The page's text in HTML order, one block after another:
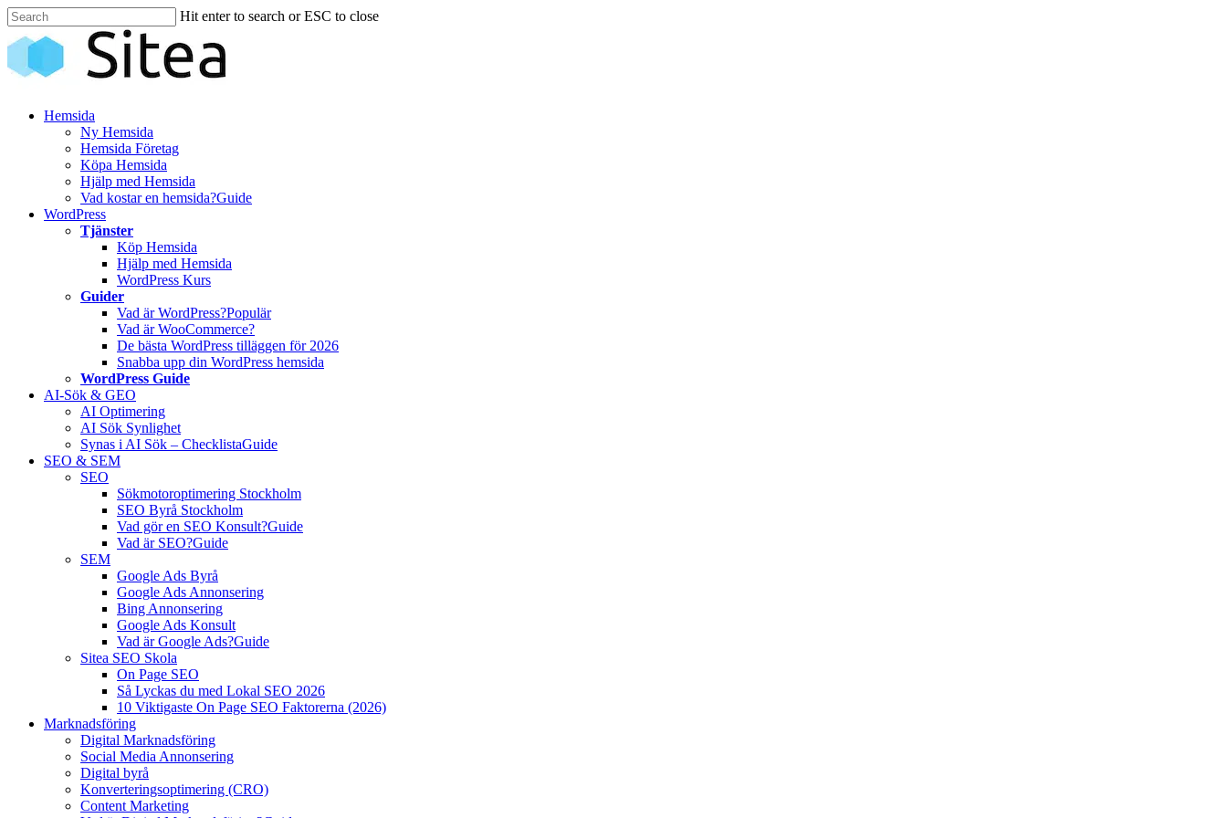
Skip
to
main
content
Hit enter to search or ESC to close
Close
Search
InnehållHemsida
Ny Hemsida
Hemsida Företag
Köpa Hemsida
Hjälp med Hemsida
Vad kostar en hemsida?Guide
WordPress
Tjänster
Köp Hemsida
Hjälp med Hemsida
WordPress Kurs
Guider
Vad är WordPress?Populär
Vad är WooCommerce?
De bästa WordPress tilläggen för 2026
Snabba upp din WordPress hemsida
WordPress Guide
AI-Sök & GEO
AI Optimering
AI Sök Synlighet
Synas i AI Sök – ChecklistaGuide
SEO & SEM
SEO
Sökmotoroptimering Stockholm
SEO Byrå Stockholm
Vad gör en SEO Konsult?Guide
Vad är SEO?Guide
SEM
Google Ads Byrå
Google Ads Annonsering
Bing Annonsering
Google Ads Konsult
Vad är Google Ads?Guide
Sitea SEO Skola
On Page SEO
Så Lyckas du med Lokal SEO 2026
10 Viktigaste On Page SEO Faktorerna (2026)
Marknadsföring
Digital Marknadsföring
Social Media Annonsering
Digital byrå
Konverteringsoptimering (CRO)
Content Marketing